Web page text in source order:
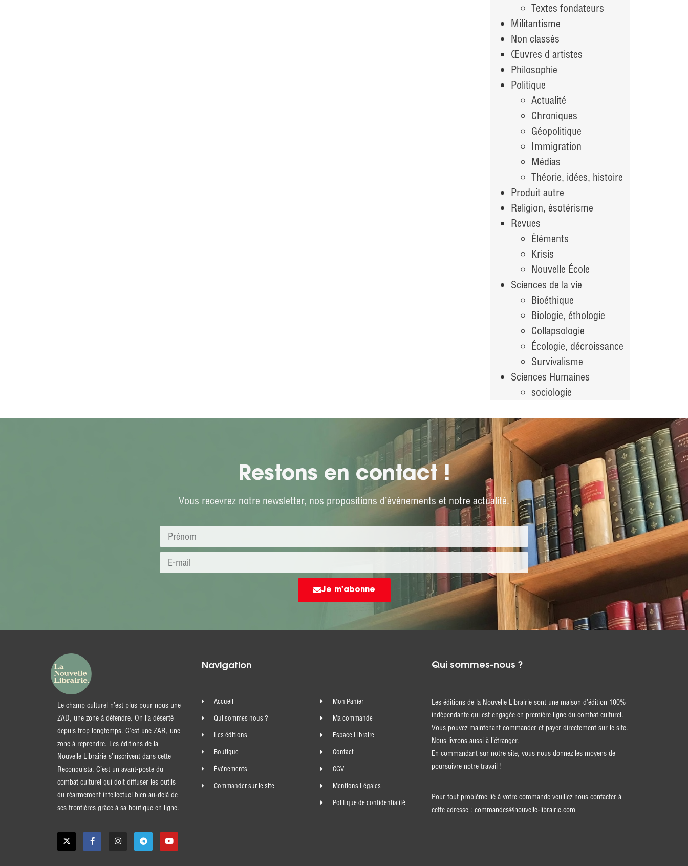
Textes fondateurs
Militantisme
Non classés
Œuvres d'artistes
Philosophie
Politique
Actualité
Chroniques
Géopolitique
Immigration
Médias
Théorie, idées, histoire
Produit autre
Religion, ésotérisme
Revues
Éléments
Krisis
Nouvelle École
Sciences de la vie
Bioéthique
Biologie, éthologie
Collapsologie
Écologie, décroissance
Survivalisme
Sciences Humaines
sociologie
Restons en contact !
Vous recevrez notre newsletter, nos propositions d’événements et notre actualité.
Je m'abonne
Le champ culturel n’est plus pour nous une
ZAD, une zone à défendre. On l’a déserté
depuis trop longtemps. C’est une ZAR, une
zone à reprendre. Les éditions de la
Nouvelle Librairie s’inscrivent dans cette
Reconquista. C’est un avant-poste du
combat culturel qui doit diffuser les outils
du réarmement intellectuel bien au-delà de
ses frontières grâce à sa boutique en ligne.
Navigation
Accueil
Qui sommes nous ?
Les éditions
Boutique
Événements
Commander sur le site
Mon Panier
Ma commande
Espace Libraire
Contact
CGV
Mentions Légales
Politique de confidentialité
Qui sommes-nous ?
Les éditions de la Nouvelle Librairie sont une maison d’édition 100%
indépendante qui est engagée en première ligne du combat culturel.
Vous pouvez maintenant commander et payer directement sur le site.
Nous livrons aussi à l’étranger.
En commandant sur notre site, vous nous donnez les moyens de
poursuivre notre travail !
Pour tout problème lié à votre commande veuillez nous contacter à
cette adresse : commandes@nouvelle-librairie.com